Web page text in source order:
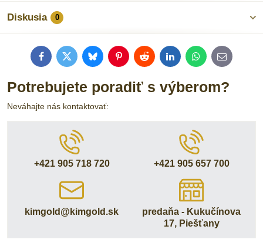
Diskusia 0
FacebookTwitterBlueskyPinterestRedditLinkedInWhatsApp
E-
mail
Potrebujete poradiť s výberom?
Neváhajte nás kontaktovať:
+421 905 718 720 +421 905 657 700
kimgold​@kimgold​.sk
predaňa - Kukučínova
17, Piešťany